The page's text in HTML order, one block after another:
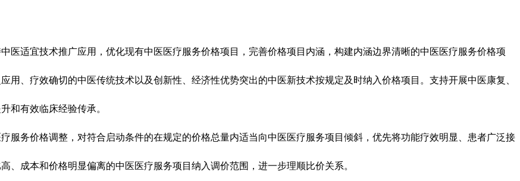
适宜技术推广应用，优化现有中医医疗服务价格项目，完善价格项目内涵，构建内涵边界清晰的中医医疗服务价格项
用、疗效确切的中医传统技术以及创新性、经济性优势突出的中医新技术按规定及时纳入价格项目。支持开展中医康复、
和有效临床经验传承。
务价格调整，对符合启动条件的在规定的价格总量内适当向中医医疗服务项目倾斜，优先将功能疗效明显、患者广泛接
、成本和价格明显偏离的中医医疗服务项目纳入调价范围，进一步理顺比价关系。